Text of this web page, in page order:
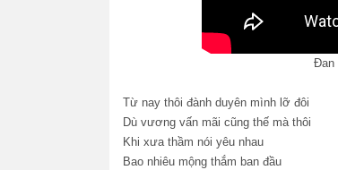
Đan
Từ nay thôi đành duyên mình lỡ đôi
Dù vương vấn mãi cũng thế mà thôi
Khi xưa thầm nói yêu nhau
Bao nhiêu mộng thắm ban đầu